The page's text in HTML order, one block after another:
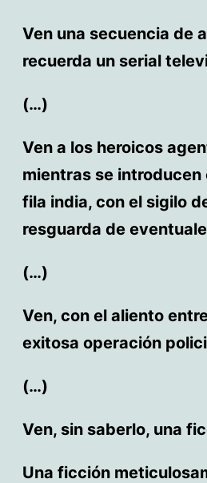
Ven una secuencia de
recuerda un serial
(…)
Ven a los heroicos
mientras se introducen
fila india, con el sigilo
resguarda de
(…)
Ven, con el aliento
exitosa operación
(…)
Ven, sin saberlo, una
Una ficción